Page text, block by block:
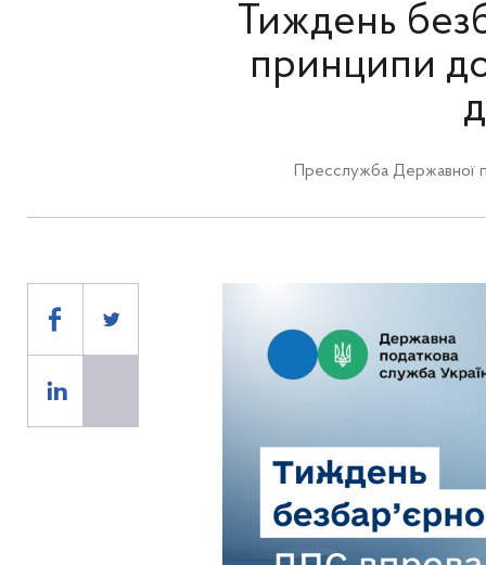
Тиждень
принципи
Пресслужба Державної